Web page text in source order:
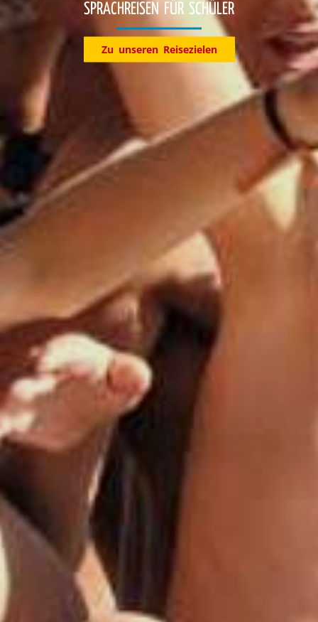
SPRACHREISEN FÜR SCHÜLER
Zu unseren Reisezielen